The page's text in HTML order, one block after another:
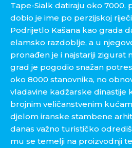
Tape-Sialk datiraju oko 7000.
dobio je ime po perzijskoj riječi
Podrijetlo Kašana kao grada
elamsko razdoblje, a u
pronađen je i najstariji zigurat
grad je pogodio snažan
oko 8000 stanovnika, no
vladavine kadžarske dinastije
brojnim veličanstvenim
djelom iranske stambene
danas važno turističko
mu se temelji na proizvodnji